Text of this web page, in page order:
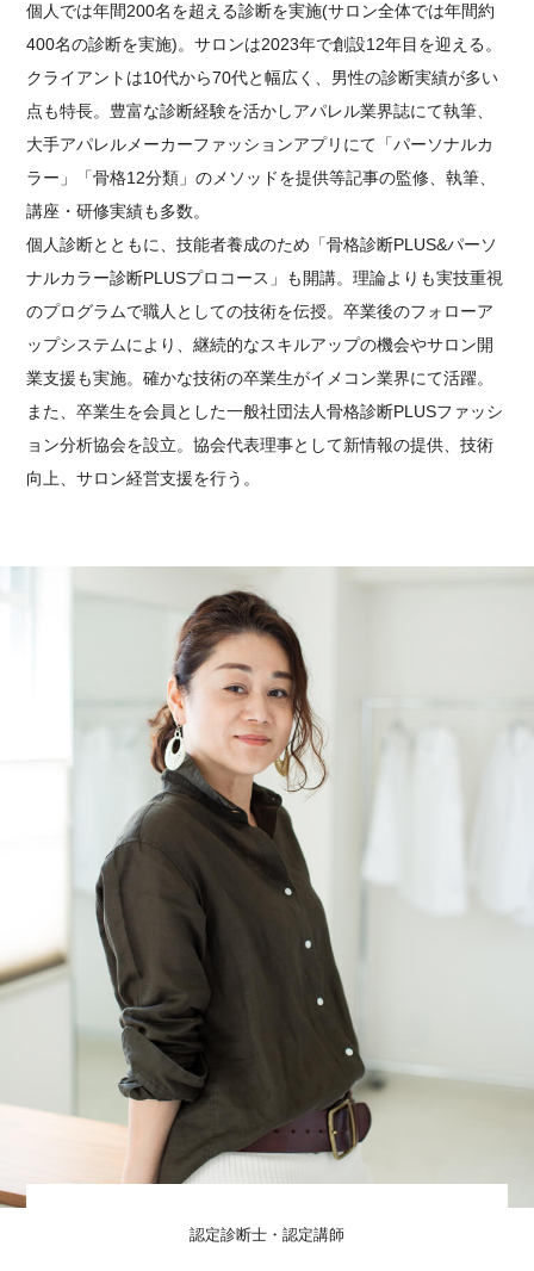
個人では年間200名を超える診断を実施(サロン全体では年間約
400名の診断を実施)。サロンは2023年で創設12年目を迎える。
クライアントは10代から70代と幅広く、男性の診断実績が多い
点も特⻑。豊富な診断経験を活かしアパレル業界誌にて執筆、
大手アパレルメーカーファッションアプリにて「パーソナルカ
ラー」「骨格12分類」のメソッドを提供等記事の監修、執筆、
講座・研修実績も多数。
個人診断とともに、技能者養成のため「骨格診断PLUS&パーソ
ナルカラー診断PLUSプロコース」も開講。理論よりも実技重視
のプログラムで職人としての技術を伝授。卒業後のフォローア
ップシステムにより、継続的なスキルアップの機会やサロン開
業支援も実施。確かな技術の卒業生がイメコン業界にて活躍。
また、卒業生を会員とした一般社団法人骨格診断PLUSファッシ
ョン分析協会を設立。協会代表理事として新情報の提供、技術
向上、サロン経営支援を行う。
認定診断士・認定講師